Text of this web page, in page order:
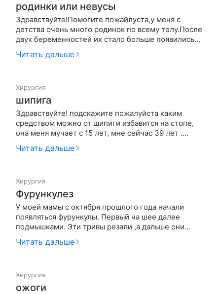
родинки или невусы
Здравствуйте!Помогите пожайлуста,у меня с
детства очень много родинок по всему телу.После
двух беременностей их стало больше появились
красные точки и родинки.Где в Москве можно
показаться грамотному врачу на предмет наличия
Читать дальше
Хирургия
шипига
Здравствуйте! подскажите пожалуйста каким
средством можно от шипиги избавится на стопе,
она меня мучает с 15 лет, мне сейчас 39 лет .
испробовала; лечить лазером, щёлочной
кислатой,уксусной есенцией. спасибо!
Читать дальше
Хирургия
Фурункулез
У моей мамы с октября прошлого года начали
появляться фурункулы. Первый на шее далее
подмышками. Эти тривы резали ,а дальше они
пошли на ягодицахх около 10
штук,бедре,боках,носу,пах. Врачи выписывают
нач…
Читать дальше
Хирургия
ожоги